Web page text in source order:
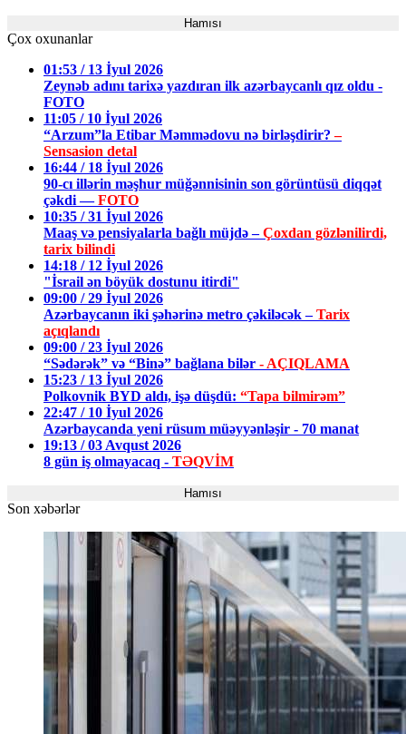
Hamısı
Çox oxunanlar
01:53 / 13 İyul 2026
Zeynəb adını tarixə yazdıran ilk azərbaycanlı qız oldu -
FOTO
11:05 / 10 İyul 2026
“Arzum”la Etibar Məmmədovu nə birləşdirir?–
Sensasion detal
16:44 / 18 İyul 2026
90-cı illərin məşhur müğənnisinin son görüntüsü diqqət
çəkdi —FOTO
10:35 / 31 İyul 2026
Maaş və pensiyalarla bağlı müjdə –Çoxdan gözlənilirdi,
tarix bilindi
14:18 / 12 İyul 2026
"İsrail ən böyük dostunu itirdi"
09:00 / 29 İyul 2026
Azərbaycanın iki şəhərinə metro çəkiləcək –Tarix
açıqlandı
09:00 / 23 İyul 2026
“Sədərək” və “Binə” bağlana bilər - AÇIQLAMA
15:23 / 13 İyul 2026
Polkovnik BYD aldı, işə düşdü: “Tapa bilmirəm”
22:47 / 10 İyul 2026
Azərbaycanda yeni rüsum müəyyənləşir - 70 manat
19:13 / 03 Avqust 2026
8 gün iş olmayacaq - TƏQVİM
Hamısı
Son xəbərlər